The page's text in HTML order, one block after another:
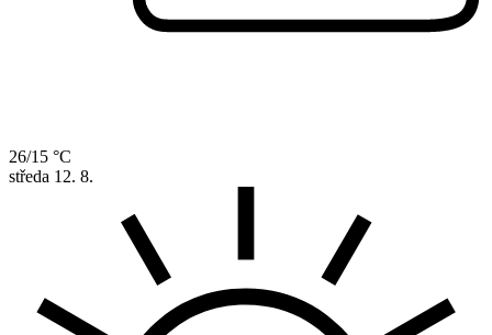
26/15 °C
středa 12. 8.